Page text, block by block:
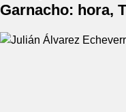
Garnacho: hora,